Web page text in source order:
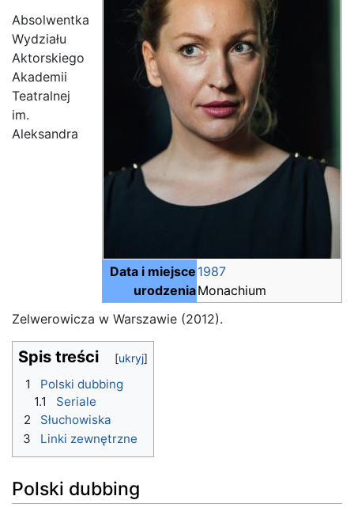
Data i miejsce
urodzenia
1987
Monachium
Absolwentka
Wydziału
Aktorskiego
Akademii
Teatralnej
im.
Aleksandra
Zelwerowicza w Warszawie (2012).
Spis treści
1
Polski dubbing
1.1
Seriale
2
Słuchowiska
3
Linki zewnętrzne
Polski dubbing